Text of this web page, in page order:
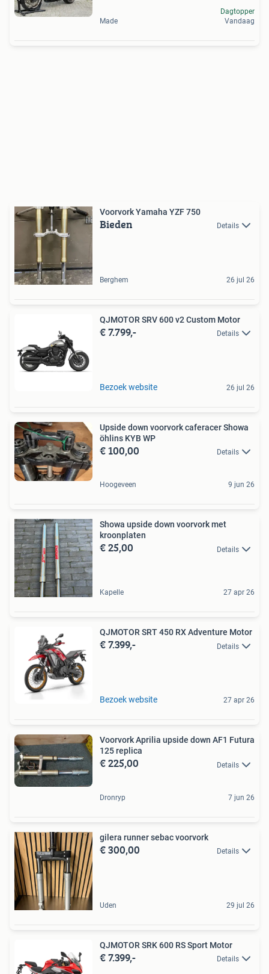
Made
Dagtopper
Vandaag
Voorvork Yamaha YZF 750
Bieden Details
Berghem 26 jul 26
QJMOTOR SRV 600 v2 Custom Motor
€ 7.799,- Details
Bezoek website 26 jul 26
Upside down voorvork caferacer Showa
öhlins KYB WP
€ 100,00 Details
Hoogeveen 9 jun 26
Showa upside down voorvork met
kroonplaten
€ 25,00 Details
Kapelle 27 apr 26
QJMOTOR SRT 450 RX Adventure Motor
€ 7.399,- Details
Bezoek website 27 apr 26
Voorvork Aprilia upside down AF1 Futura
125 replica
€ 225,00 Details
Dronryp 7 jun 26
gilera runner sebac voorvork
€ 300,00 Details
Uden 29 jul 26
QJMOTOR SRK 600 RS Sport Motor
€ 7.399,- Details